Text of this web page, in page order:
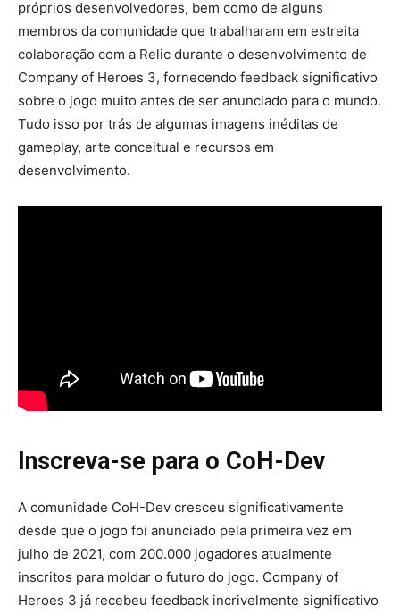
próprios desenvolvedores, bem como de alguns
membros da comunidade que trabalharam em estreita
colaboração com a Relic durante o desenvolvimento de
Company of Heroes 3, fornecendo feedback significativo
sobre o jogo muito antes de ser anunciado para o mundo.
Tudo isso por trás de algumas imagens inéditas de
gameplay, arte conceitual e recursos em
desenvolvimento.
Inscreva-se para o CoH-Dev
A comunidade CoH-Dev cresceu significativamente
desde que o jogo foi anunciado pela primeira vez em
julho de 2021, com 200.000 jogadores atualmente
inscritos para moldar o futuro do jogo. Company of
Heroes 3 já recebeu feedback incrivelmente significativo